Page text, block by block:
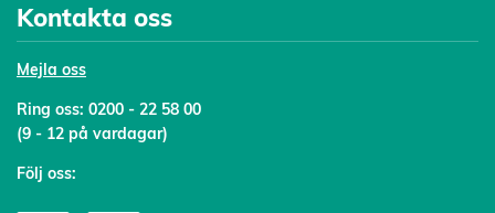
Kontakta oss
Mejla oss
Ring oss: 0200 - 22 58 00
(9 - 12 på vardagar)
Följ oss: